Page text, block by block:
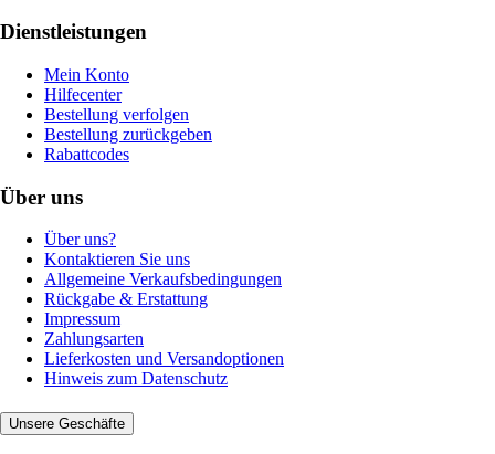
Dienstleistungen
Mein Konto
Hilfecenter
Bestellung verfolgen
Bestellung zurückgeben
Rabattcodes
Über uns
Über uns?
Kontaktieren Sie uns
Allgemeine Verkaufsbedingungen
Rückgabe & Erstattung
Impressum
Zahlungsarten
Lieferkosten und Versandoptionen
Hinweis zum Datenschutz
Unsere Geschäfte